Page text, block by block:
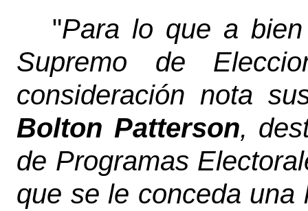
"Para lo que a
Supremo de
consideración nota
Bolton Patterson,
de Programas
que se le conceda